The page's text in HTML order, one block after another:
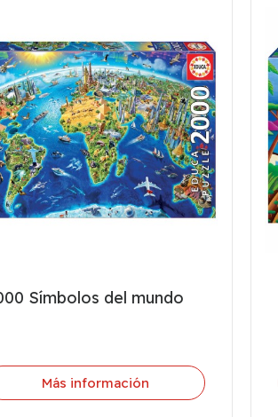
Símbolos del mundo
Más información